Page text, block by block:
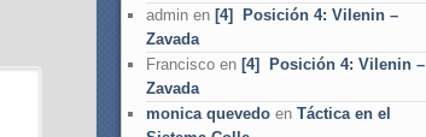
admin en [4] Posición 4: Vilenin –
Zavada
Francisco en [4] Posición 4: Vilenin –
Zavada
monica quevedo en Táctica en el